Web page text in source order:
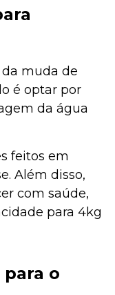
muda de
é optar por
da água
feitos em
Além disso,
com saúde,
para 4kg
o